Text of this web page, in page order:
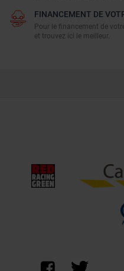
FINANCEMENT DE
Pour le financement de
et trouvez ici le meilleur.